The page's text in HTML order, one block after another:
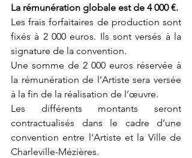
La rémunération globale est de 4 000 €.
Les frais forfaitaires de production sont
fixés à 2 000 euros. Ils sont versés à la
signature de la convention.
Une somme de 2 000 euros réservée à
la rémunération de l’Artiste sera versée
à la fin de la réalisation de l’œuvre.
Les différents montants seront
contractualisés dans le cadre d’une
convention entre l’Artiste et la Ville de
Charleville-Mézières.